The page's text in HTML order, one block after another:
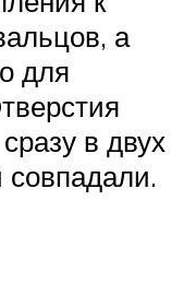
а
для
в двух
совпадали.